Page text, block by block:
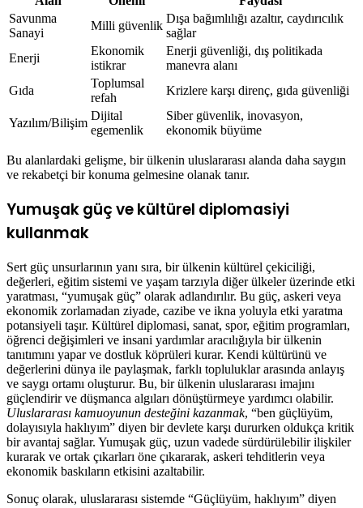
Savunma
Sanayi
Milli güvenlik
Dışa bağımlılığı azaltır, caydırıcılık
sağlar
Enerji
Ekonomik
istikrar
Enerji güvenliği, dış politikada
manevra alanı
Gıda
Toplumsal
refah
Krizlere karşı direnç, gıda güvenliği
Yazılım/Bilişim
Dijital
egemenlik
Siber güvenlik, inovasyon,
ekonomik büyüme
Bu alanlardaki gelişme, bir ülkenin uluslararası alanda daha saygın
ve rekabetçi bir konuma gelmesine olanak tanır.
Yumuşak güç ve kültürel diplomasiyi
kullanmak
Sert güç unsurlarının yanı sıra, bir ülkenin kültürel çekiciliği,
değerleri, eğitim sistemi ve yaşam tarzıyla diğer ülkeler üzerinde etki
yaratması, “yumuşak güç” olarak adlandırılır. Bu güç, askeri veya
ekonomik zorlamadan ziyade, cazibe ve ikna yoluyla etki yaratma
potansiyeli taşır. Kültürel diplomasi, sanat, spor, eğitim programları,
öğrenci değişimleri ve insani yardımlar aracılığıyla bir ülkenin
tanıtımını yapar ve dostluk köprüleri kurar. Kendi kültürünü ve
değerlerini dünya ile paylaşmak, farklı topluluklar arasında anlayış
ve saygı ortamı oluşturur. Bu, bir ülkenin uluslararası imajını
güçlendirir ve düşmanca algıları dönüştürmeye yardımcı olabilir.
Uluslararası kamuoyunun desteğini kazanmak, “ben güçlüyüm,
dolayısıyla haklıyım” diyen bir devlete karşı dururken oldukça kritik
bir avantaj sağlar. Yumuşak güç, uzun vadede sürdürülebilir ilişkiler
kurarak ve ortak çıkarları öne çıkararak, askeri tehditlerin veya
ekonomik baskıların etkisini azaltabilir.
Sonuç olarak, uluslararası sistemde “Güçlüyüm, haklıyım” diyen